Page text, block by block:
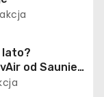
lato?
od Saunier
komfort i